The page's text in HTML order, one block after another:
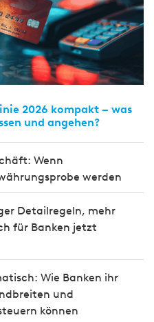
2026 kompakt – was
und angehen?
Wenn
werden
Detailregeln, mehr
für Banken jetzt
Wie Banken ihr
und
können